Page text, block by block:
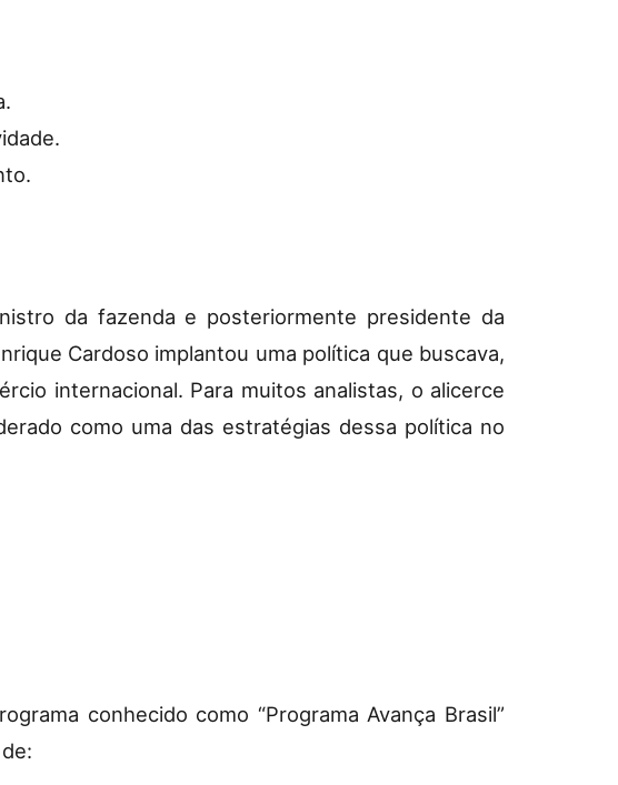
da fazenda e posteriormente presidente da
Cardoso implantou uma política que buscava,
internacional. Para muitos analistas, o alicerce
como uma das estratégias dessa política no
conhecido como “Programa Avança Brasil”